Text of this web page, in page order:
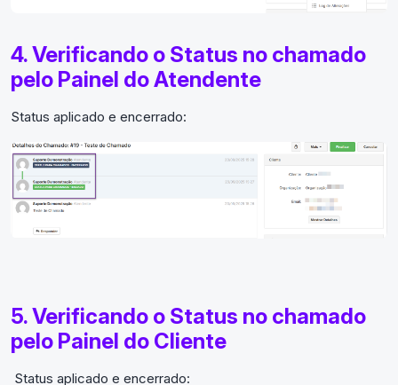
4. Verificando o Status no chamado
pelo Painel do Atendente
Status aplicado e encerrado:
5. Verificando o Status no chamado
pelo Painel do Cliente
Status aplicado e encerrado: